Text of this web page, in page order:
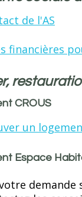
de l'AS
financières
CROUS
un
Espace
demande